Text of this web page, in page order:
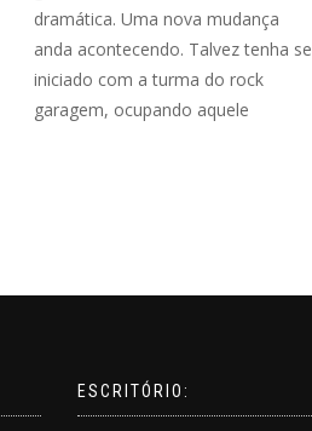
dramática. Uma nova mudança
anda acontecendo. Talvez tenha se
iniciado com a turma do rock
garagem, ocupando aquele
ESCRITÓRIO: